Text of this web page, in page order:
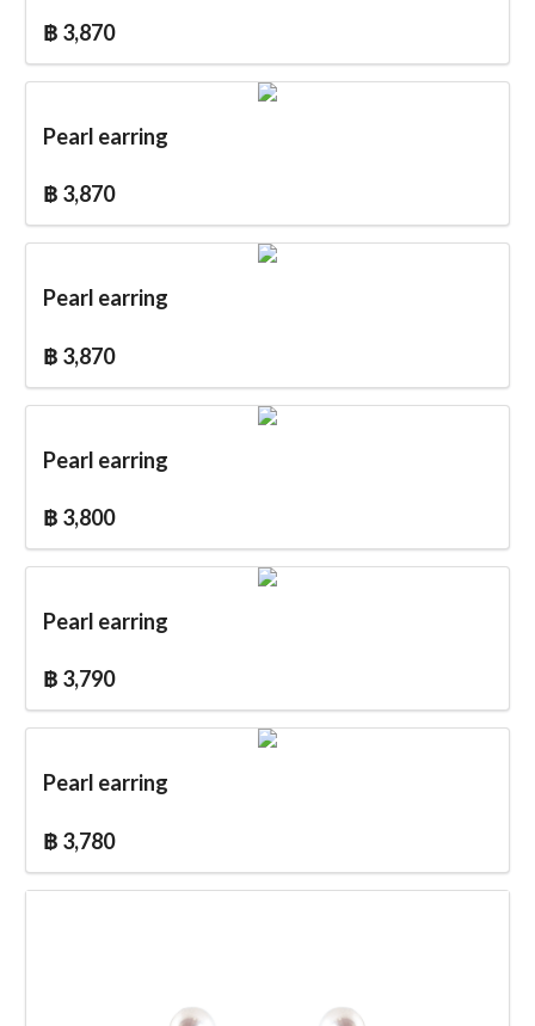
฿ 3,870
Pearl earring
฿ 3,870
Pearl earring
฿ 3,870
Pearl earring
฿ 3,800
Pearl earring
฿ 3,790
Pearl earring
฿ 3,780